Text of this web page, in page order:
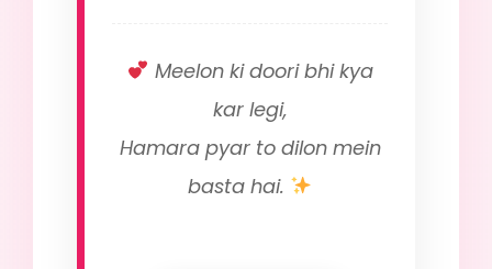
Meelon ki doori bhi kya
kar legi,
Hamara pyar to dilon mein
basta hai.